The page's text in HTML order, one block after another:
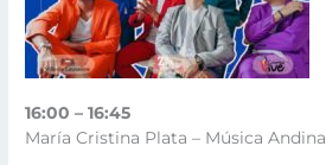
16:00 – 16:45
María Cristina Plata – Música Andina